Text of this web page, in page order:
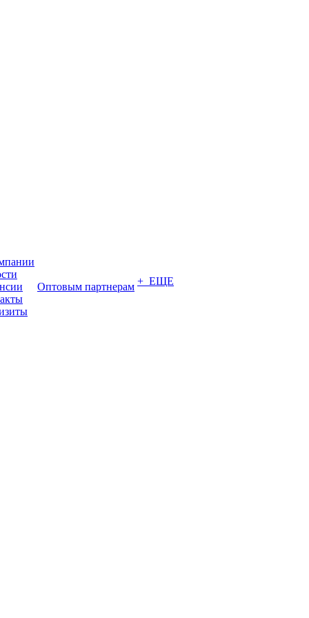
Оптовым партнерам + ЕЩЕ